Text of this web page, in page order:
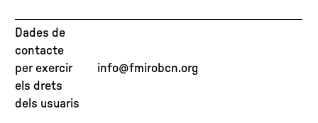
Dades de
contacte
per exercir
els drets
dels usuaris
info@fmirobcn.org